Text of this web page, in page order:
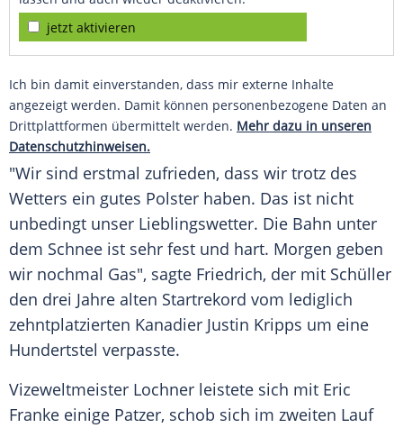
jetzt aktivieren
Ich bin damit einverstanden, dass mir externe Inhalte
angezeigt werden. Damit können personenbezogene Daten an
Drittplattformen übermittelt werden. Mehr dazu in unseren
Datenschutzhinweisen.
"Wir sind erstmal zufrieden, dass wir trotz des
Wetters ein gutes Polster haben. Das ist nicht
unbedingt unser Lieblingswetter. Die Bahn unter
dem Schnee ist sehr fest und hart. Morgen geben
wir nochmal Gas", sagte Friedrich, der mit Schüller
den drei Jahre alten Startrekord vom lediglich
zehntplatzierten Kanadier Justin Kripps um eine
Hundertstel verpasste.
Vizeweltmeister Lochner leistete sich mit Eric
Franke einige Patzer, schob sich im zweiten Lauf